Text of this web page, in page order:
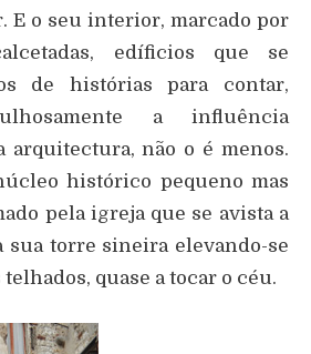
E o seu interior, marcado por
edíficios que se
de histórias para contar,
a influência
arquitectura, não o é menos.
histórico pequeno mas
pela igreja que se avista a
sua torre sineira elevando-se
quase a tocar o céu.